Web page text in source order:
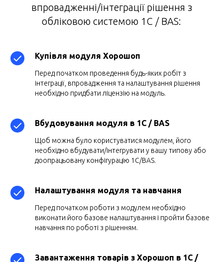
впровадженні/інтеграції рішення з
обліковою системою 1С / BAS:
Купівля модуля Хорошоп
Перед початком проведення будь-яких робіт з
інтеграції, впровадження та налаштування рішення
необхідно придбати ліцензію на модуль.
Вбудовування модуля в 1С / BAS
Щоб можна було користуватися модулем, його
необхідно вбудувати/інтегрувати у вашу типову або
доопрацьовану конфігурацію 1С/BAS.
Налаштування модуля та навчання
Перед початком роботи з модулем необхідно
виконати його базове налаштування і пройти базове
навчання по роботі з рішенням.
Завантаження товарів з Хорошоп в 1С /